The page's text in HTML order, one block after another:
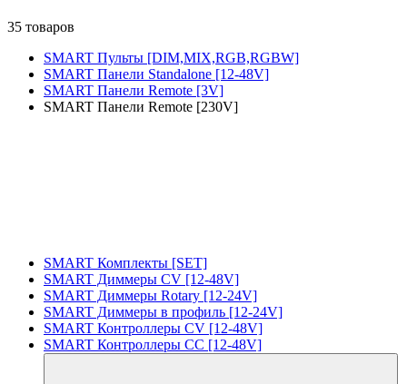
35 товаров
SMART Пульты [DIM,MIX,RGB,RGBW]
SMART Панели Standalone [12-48V]
SMART Панели Remote [3V]
SMART Панели Remote [230V]
SMART Комплекты [SET]
SMART Диммеры CV [12-48V]
SMART Диммеры Rotary [12-24V]
SMART Диммеры в профиль [12-24V]
SMART Контроллеры CV [12-48V]
SMART Контроллеры CC [12-48V]